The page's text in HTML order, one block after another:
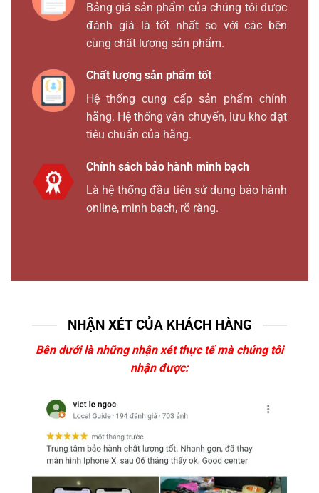
Bảng giá sản phẩm của chúng tôi được
đánh giá là tốt nhất so với các bên
cùng chất lượng sản phẩm.
Chất lượng sản phẩm tốt
Hệ thống cung cấp sản phẩm chính
hãng. Hệ thống vận chuyển, lưu kho đạt
tiêu chuẩn của hãng.
Chính sách bảo hành minh bạch
Là hệ thống đầu tiên sử dụng bảo hành
online, minh bạch, rõ ràng.
NHẬN XÉT CỦA KHÁCH HÀNG
Bên dưới là những nhận xét thực tế mà chúng tôi
nhận được: